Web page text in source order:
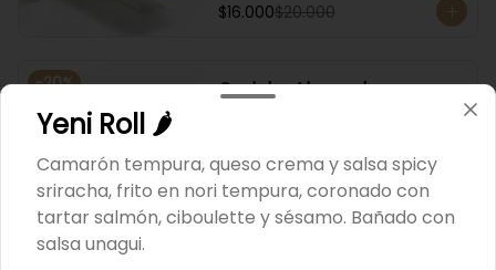
$16.000$20.000
-20% Ceviche Ahumado
$9.800$12.250
Yeni Roll 🌶️
Camarón tempura, queso crema y salsa spicy
sriracha, frito en nori tempura, coronado con
tartar salmón, ciboulette y sésamo. Bañado con
salsa unagui.